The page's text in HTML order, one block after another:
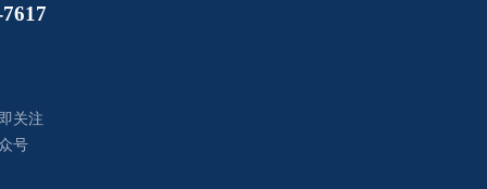
关注
号